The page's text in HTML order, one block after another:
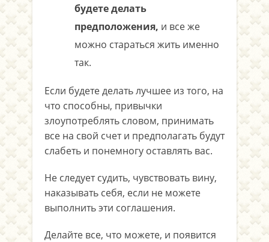
будете делать
предположения, и все же
можно стараться жить именно
так.
Если будете делать лучшее из того, на
что способны, привычки
злоупотреблять словом, принимать
все на свой счет и предполагать будут
слабеть и понемногу оставлять вас.
Не следует судить, чувствовать вину,
наказывать себя, если не можете
выполнить эти соглашения.
Делайте все, что можете, и появится